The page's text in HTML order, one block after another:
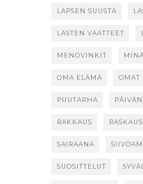
LAPSEN SUUSTA
LASTEN VAATTEET
MENOVINKIT MINÄ
OMA ELÄMÄ OMAT
PUUTARHA PÄIVÄN
RAKKAUS RASKAUS
SAIRAANA
SUOSITTELUT